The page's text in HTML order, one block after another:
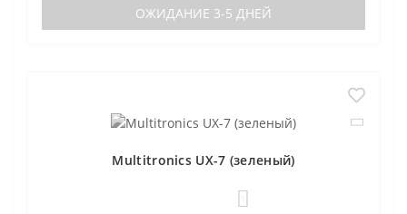
ОЖИДАНИЕ 3-5 ДНЕЙ
Multitronics UX-7 (зеленый)